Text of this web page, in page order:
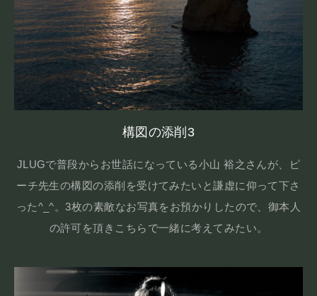
構図の添削3
JLUGで普段からお世話になっている小山 裕之さんが、ピ
ーチ先生の構図の添削を受けてみたいと謙虚に仰って下さ
った^_^。3枚の素敵なお写真をお預かりしたので、御本人
の許可を頂きこちらで一緒に考えてみたい。